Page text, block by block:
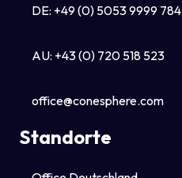
DE: +49 (0) 5053 9999 784
AU: +43 (0) 720 518 523
office@conesphere.com
Standorte